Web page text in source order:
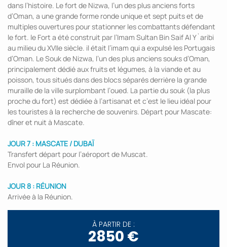
dans l’histoire. Le fort de Nizwa, l’un des plus anciens forts
d’Oman, a une grande forme ronde unique et sept puits et de
multiples ouvertures pour stationner les combattants défendant
le fort. le Fort a été construit par l’Imam Sultan Bin Saif Al Y`aribi
au milieu du XVIIe siècle. il était l’imam qui a expulsé les Portugais
d’Oman. Le Souk de Nizwa, l’un des plus anciens souks d’Oman,
principalement dédié aux fruits et légumes, à la viande et au
poisson, tous situés dans des blocs séparés derrière la grande
muraille de la ville surplombant l’oued. La partie du souk (la plus
proche du fort) est dédiée à l’artisanat et c’est le lieu idéal pour
les touristes à la recherche de souvenirs. Départ pour Mascate:
dîner et nuit à Mascate.
JOUR 7 : MASCATE / DUBAÏ
Transfert départ pour l’aéroport de Muscat.
Envol pour La Réunion.
JOUR 8 : RÉUNION
Arrivée à la Réunion.
À PARTIR DE :
2850 €